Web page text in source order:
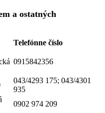
a ostatných
Telefónne číslo
0915842356
043/4293 175; 043/4301
935
0902 974 209